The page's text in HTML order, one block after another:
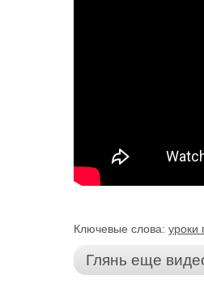
Ключевые слова: уроки
Глянь еще